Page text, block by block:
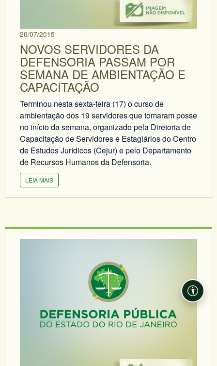
20/07/2015
NOVOS SERVIDORES DA
DEFENSORIA PASSAM POR
SEMANA DE AMBIENTAÇÃO E
CAPACITAÇÃO
Terminou nesta sexta-feira (17) o curso de
ambientação dos 19 servidores que tomaram posse
no início da semana, organizado pela Diretoria de
Capacitação de Servidores e Estagiários do Centro
de Estudos Jurídicos (Cejur) e pelo Departamento
de Recursos Humanos da Defensoria.
LEIA MAIS